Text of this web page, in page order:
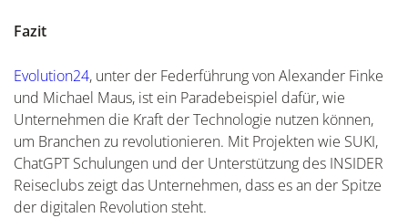
Fazit
Evolution24, unter der Federführung von Alexander Finke
und Michael Maus, ist ein Paradebeispiel dafür, wie
Unternehmen die Kraft der Technologie nutzen können,
um Branchen zu revolutionieren. Mit Projekten wie SUKI,
ChatGPT Schulungen und der Unterstützung des INSIDER
Reiseclubs zeigt das Unternehmen, dass es an der Spitze
der digitalen Revolution steht.